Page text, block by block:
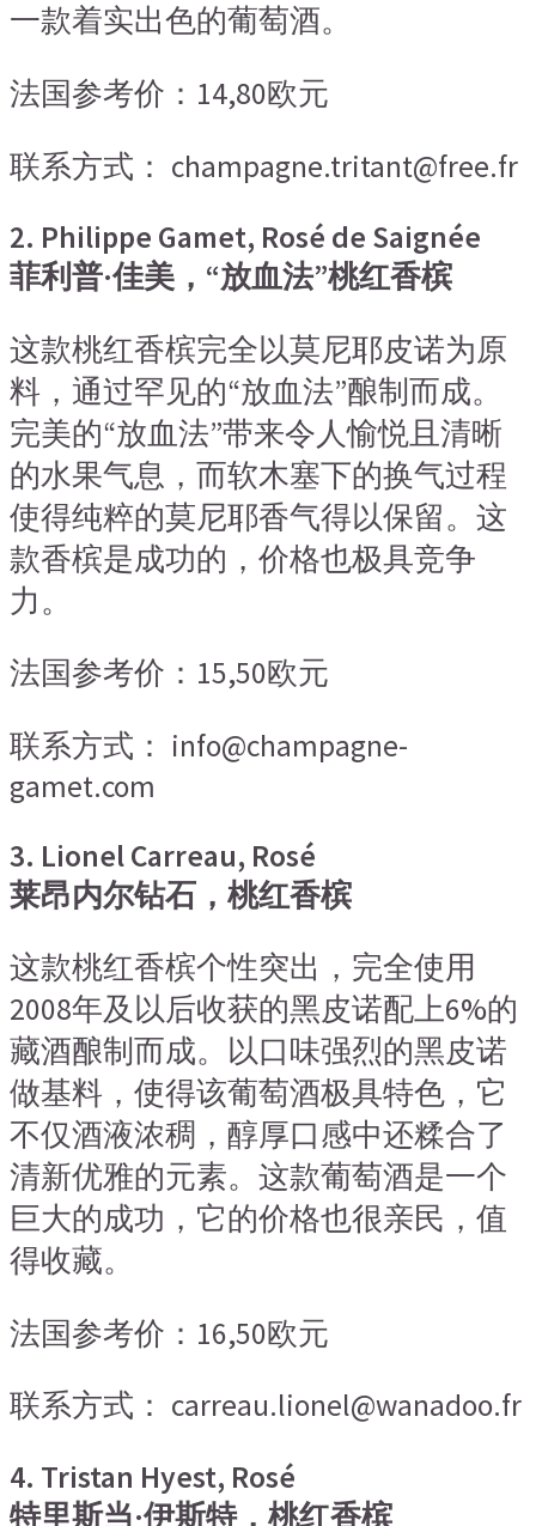
一款着实出色的葡萄酒。
法国参考价：14,80欧元
联系方式： champagne.tritant@free.fr
2. Philippe Gamet, Rosé de Saignée
菲利普·佳美，“放血法”桃红香槟
这款桃红香槟完全以莫尼耶皮诺为原
料，通过罕见的“放血法”酿制而成。
完美的“放血法”带来令人愉悦且清晰
的水果气息，而软木塞下的换气过程
使得纯粹的莫尼耶香气得以保留。这
款香槟是成功的，价格也极具竞争
力。
法国参考价：15,50欧元
联系方式： info@champagne-
gamet.com
3. Lionel Carreau, Rosé
莱昂内尔钻石，桃红香槟
这款桃红香槟个性突出，完全使用
2008年及以后收获的黑皮诺配上6%的
藏酒酿制而成。以口味强烈的黑皮诺
做基料，使得该葡萄酒极具特色，它
不仅酒液浓稠，醇厚口感中还糅合了
清新优雅的元素。这款葡萄酒是一个
巨大的成功，它的价格也很亲民，值
得收藏。
法国参考价：16,50欧元
联系方式： carreau.lionel@wanadoo.fr
4. Tristan Hyest, Rosé
特里斯当·伊斯特，桃红香槟